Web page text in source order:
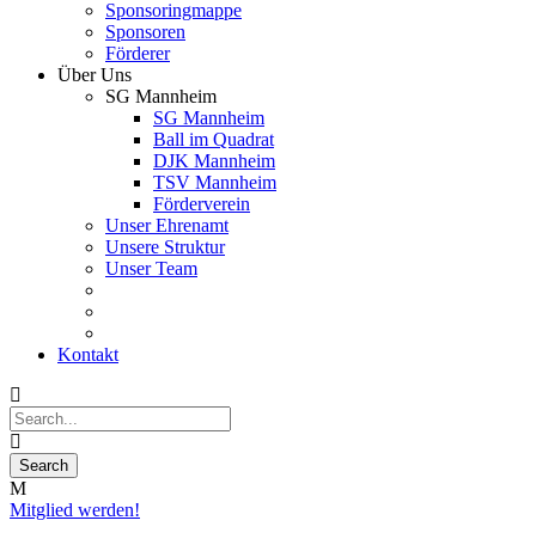
Sponsoringmappe
Sponsoren
Förderer
Über Uns
SG Mannheim
SG Mannheim
Ball im Quadrat
DJK Mannheim
TSV Mannheim
Förderverein
Unser Ehrenamt
Unsere Struktur
Unser Team
Kontakt
Mitglied werden!